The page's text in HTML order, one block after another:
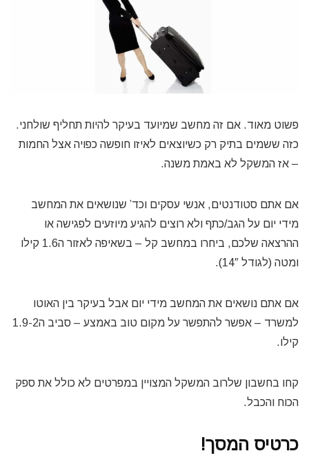
פשוט מאוד. אם זה מחשב שמיועד בעיקר להיות תחליף שולחני.
כזה ששמים בתיק רק כשיוצאים לאיזו חופשה כפויה אצל החמות
– אז המשקל לא באמת משנה.
אם אתם סטודנטים, אנשי עסקים וכד’ שנושאים את המחשב
מידי יום על הגב/כתף ולא רוצים להגיע מיוזעים לפגישה או
ההרצאה שלכם, ביחרו במחשב קל – בשאיפה לאזור ה1.6 קילו
ומטה (לגודל 14″).
אם אתם נושאים את המחשב מידי יום אבל בעיקר בין האוטו
למשרד – אפשר להתפשר על מקום טוב באמצע – סביב ה1.9-2
קילו.
קחו בחשבון שלרוב המשקל המצויין במפרטים לא כולל את ספק
הכוח והכבל.
כרטיס המסך!